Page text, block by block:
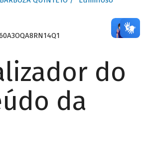
do
da